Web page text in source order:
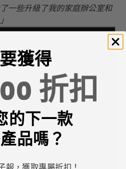
一些升級了我的家庭辦公室和
獲得
折扣
的下一款
品嗎？